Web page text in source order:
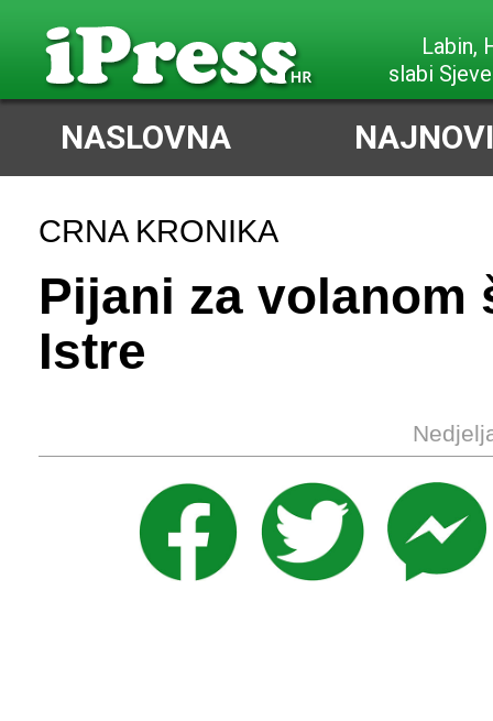
Labin,
slabi
NASLOVNA
CRNA KRONIKA
Pijani za volanom
Istre